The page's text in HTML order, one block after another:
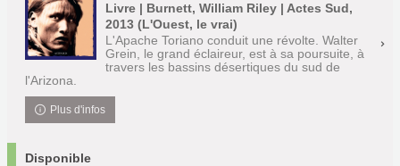
Livre | Burnett, William Riley | Actes Sud,
2013 (L'Ouest, le vrai)
L'Apache Toriano conduit une révolte. Walter
Grein, le grand éclaireur, est à sa poursuite, à
travers les bassins désertiques du sud de
l'Arizona.
Plus d'infos
Disponible